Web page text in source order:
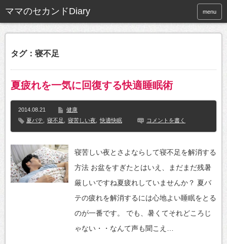
ママのセカンドDiary menu
タグ：寝不足
夏疲れを一気に回復する快適睡眠術
2014.08.21
健康
夏バテ
寝不足 寝苦しい夜 快適快眠 コメントを書く
寝苦しい夜とさよならして寝不足を解消する
方法 お盆をすぎたとはいえ、まだまだ残暑
厳しいですね夏疲れしていませんか？ 夏バ
テの疲れを解消するには心地よい睡眠をとる
のが一番です。 でも、暑くてそれどころじ
ゃない・・なんて声も聞こえ…